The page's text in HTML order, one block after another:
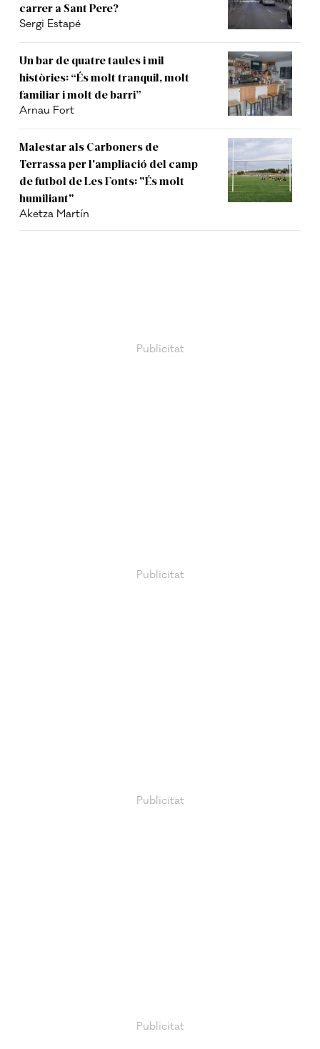
carrer a Sant Pere?
Sergi Estapé
Un bar de quatre taules i mil
històries: “És molt tranquil, molt
familiar i molt de barri”
Arnau Fort
Malestar als Carboners de
Terrassa per l'ampliació del camp
de futbol de Les Fonts: "És molt
humiliant"
Aketza Martín